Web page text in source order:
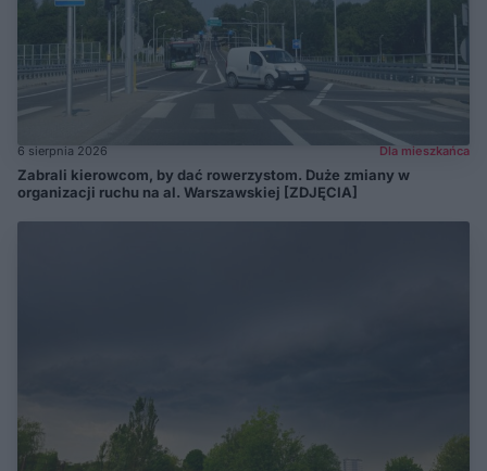
6 sierpnia 2026 Dla mieszkańca
Zabrali kierowcom, by dać rowerzystom. Duże zmiany w
organizacji ruchu na al. Warszawskiej [ZDJĘCIA]